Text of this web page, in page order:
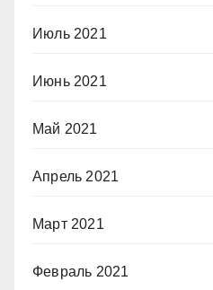
Июль 2021
Июнь 2021
Май 2021
Апрель 2021
Март 2021
Февраль 2021